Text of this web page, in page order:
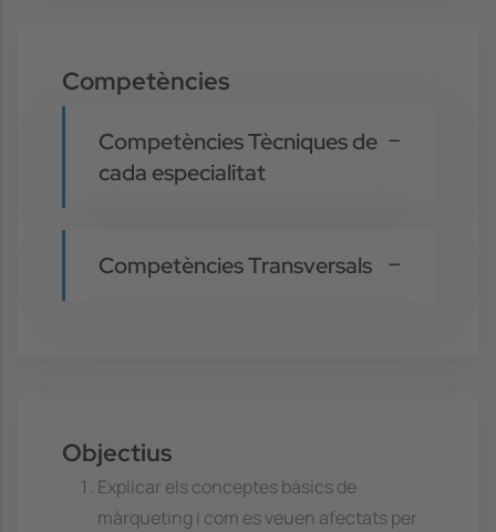
Competències
Competències Tècniques de
cada especialitat
Competències Transversals
Objectius
Explicar els conceptes bàsics de
màrqueting i com es veuen afectats per